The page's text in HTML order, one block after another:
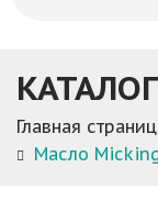
Главная
Масло